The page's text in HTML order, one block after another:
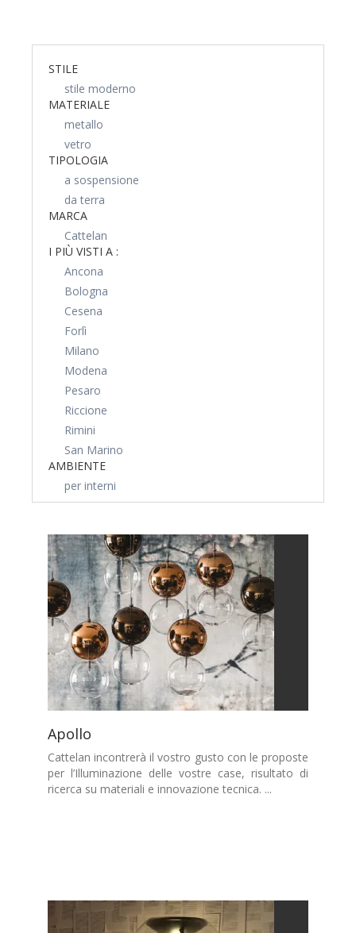
STILE
stile moderno
MATERIALE
metallo
vetro
TIPOLOGIA
a sospensione
da terra
MARCA
Cattelan
I PIÙ VISTI A :
Ancona
Bologna
Cesena
Forlì
Milano
Modena
Pesaro
Riccione
Rimini
San Marino
AMBIENTE
per interni
Apollo
Cattelan incontrerà il vostro gusto con le proposte
per l’Illuminazione delle vostre case, risultato di
ricerca su materiali e innovazione tecnica. ...